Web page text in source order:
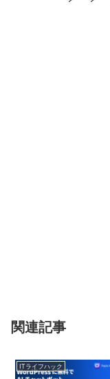
関連記事
ITライフハック